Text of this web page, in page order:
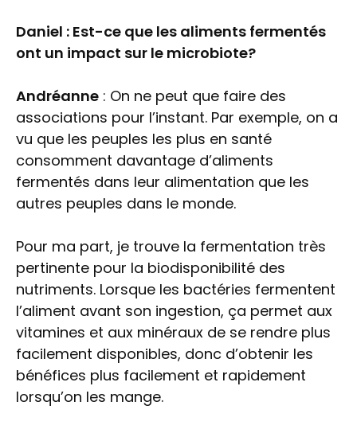
Daniel : Est-ce que les aliments fermentés
ont un impact sur le microbiote?
Andréanne : On ne peut que faire des
associations pour l’instant. Par exemple, on a
vu que les peuples les plus en santé
consomment davantage d’aliments
fermentés dans leur alimentation que les
autres peuples dans le monde.
Pour ma part, je trouve la fermentation très
pertinente pour la biodisponibilité des
nutriments. Lorsque les bactéries fermentent
l’aliment avant son ingestion, ça permet aux
vitamines et aux minéraux de se rendre plus
facilement disponibles, donc d’obtenir les
bénéfices plus facilement et rapidement
lorsqu’on les mange.